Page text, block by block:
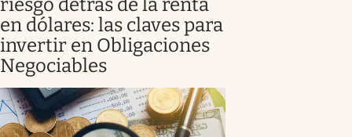
en dólares: las claves para
invertir en Obligaciones
Negociables